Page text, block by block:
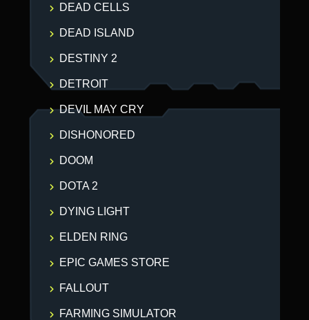
DEAD CELLS
DEAD ISLAND
DESTINY 2
DETROIT
DEVIL MAY CRY
DISHONORED
DOOM
DOTA 2
DYING LIGHT
ELDEN RING
EPIC GAMES STORE
FALLOUT
FARMING SIMULATOR